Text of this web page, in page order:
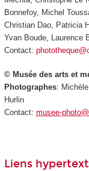
Bonnefoy, Michel
Christian Dao, Patricia
Yvan Boude, Laurence
Contact:
© Musée des arts et
Photographes:
Hurlin
Contact: musee-
Liens